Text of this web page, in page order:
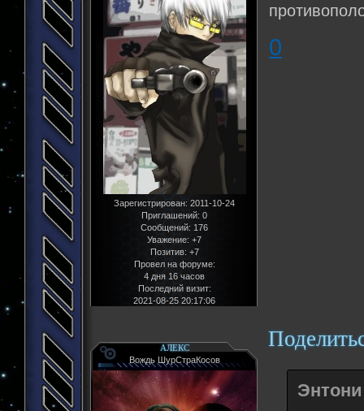
Зарегистрирован: 2011-10-24
Приглашений: 0
Сообщений: 176
Уважение: +7
Позитив: +7
Провел на форуме:
4 дня 16 часов
Последний визит:
2021-08-25 20:17:06
0
АЛЕКС
Вождь ШурСтраКосов